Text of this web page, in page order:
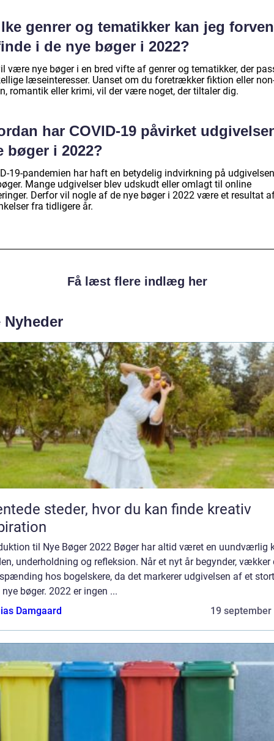
genrer og tematikker kan jeg
i de nye bøger i 2022?
være nye bøger i en bred vifte af genrer og tematikker, der
læseinteresser. Uanset om du foretrækker fiktion eller
romantik eller krimi, vil der være noget, der tiltaler dig.
har COVID-19 påvirket
bøger i 2022?
19-pandemien har haft en betydelig indvirkning på
Mange udgivelser blev udskudt eller omlagt til online
Derfor vil nogle af de nye bøger i 2022 være et resultat
fra tidligere år.
Få læst flere indlæg her
Nyheder
steder, hvor du kan finde kreativ
til Nye Bøger 2022 Bøger har altid været en uundværlig
underholdning og refleksion. Når et nyt år begynder, vækker
hos bogelskere, da det markerer udgivelsen af et stort
bøger. 2022 er ingen ...
Damgaard
19 september